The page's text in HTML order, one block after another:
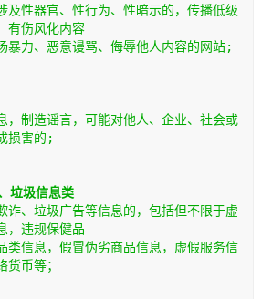
及性器官、性行为、性暗示的，传播低级
有伤风化内容
暴力、恶意谩骂、侮辱他人内容的网站;
，制造谣言，可能对他人、企业、社会或
损害的;
垃圾信息类
诈、垃圾广告等信息的，包括但不限于虚
，违规保健品
类信息，假冒伪劣商品信息，虚假服务信
货币等；